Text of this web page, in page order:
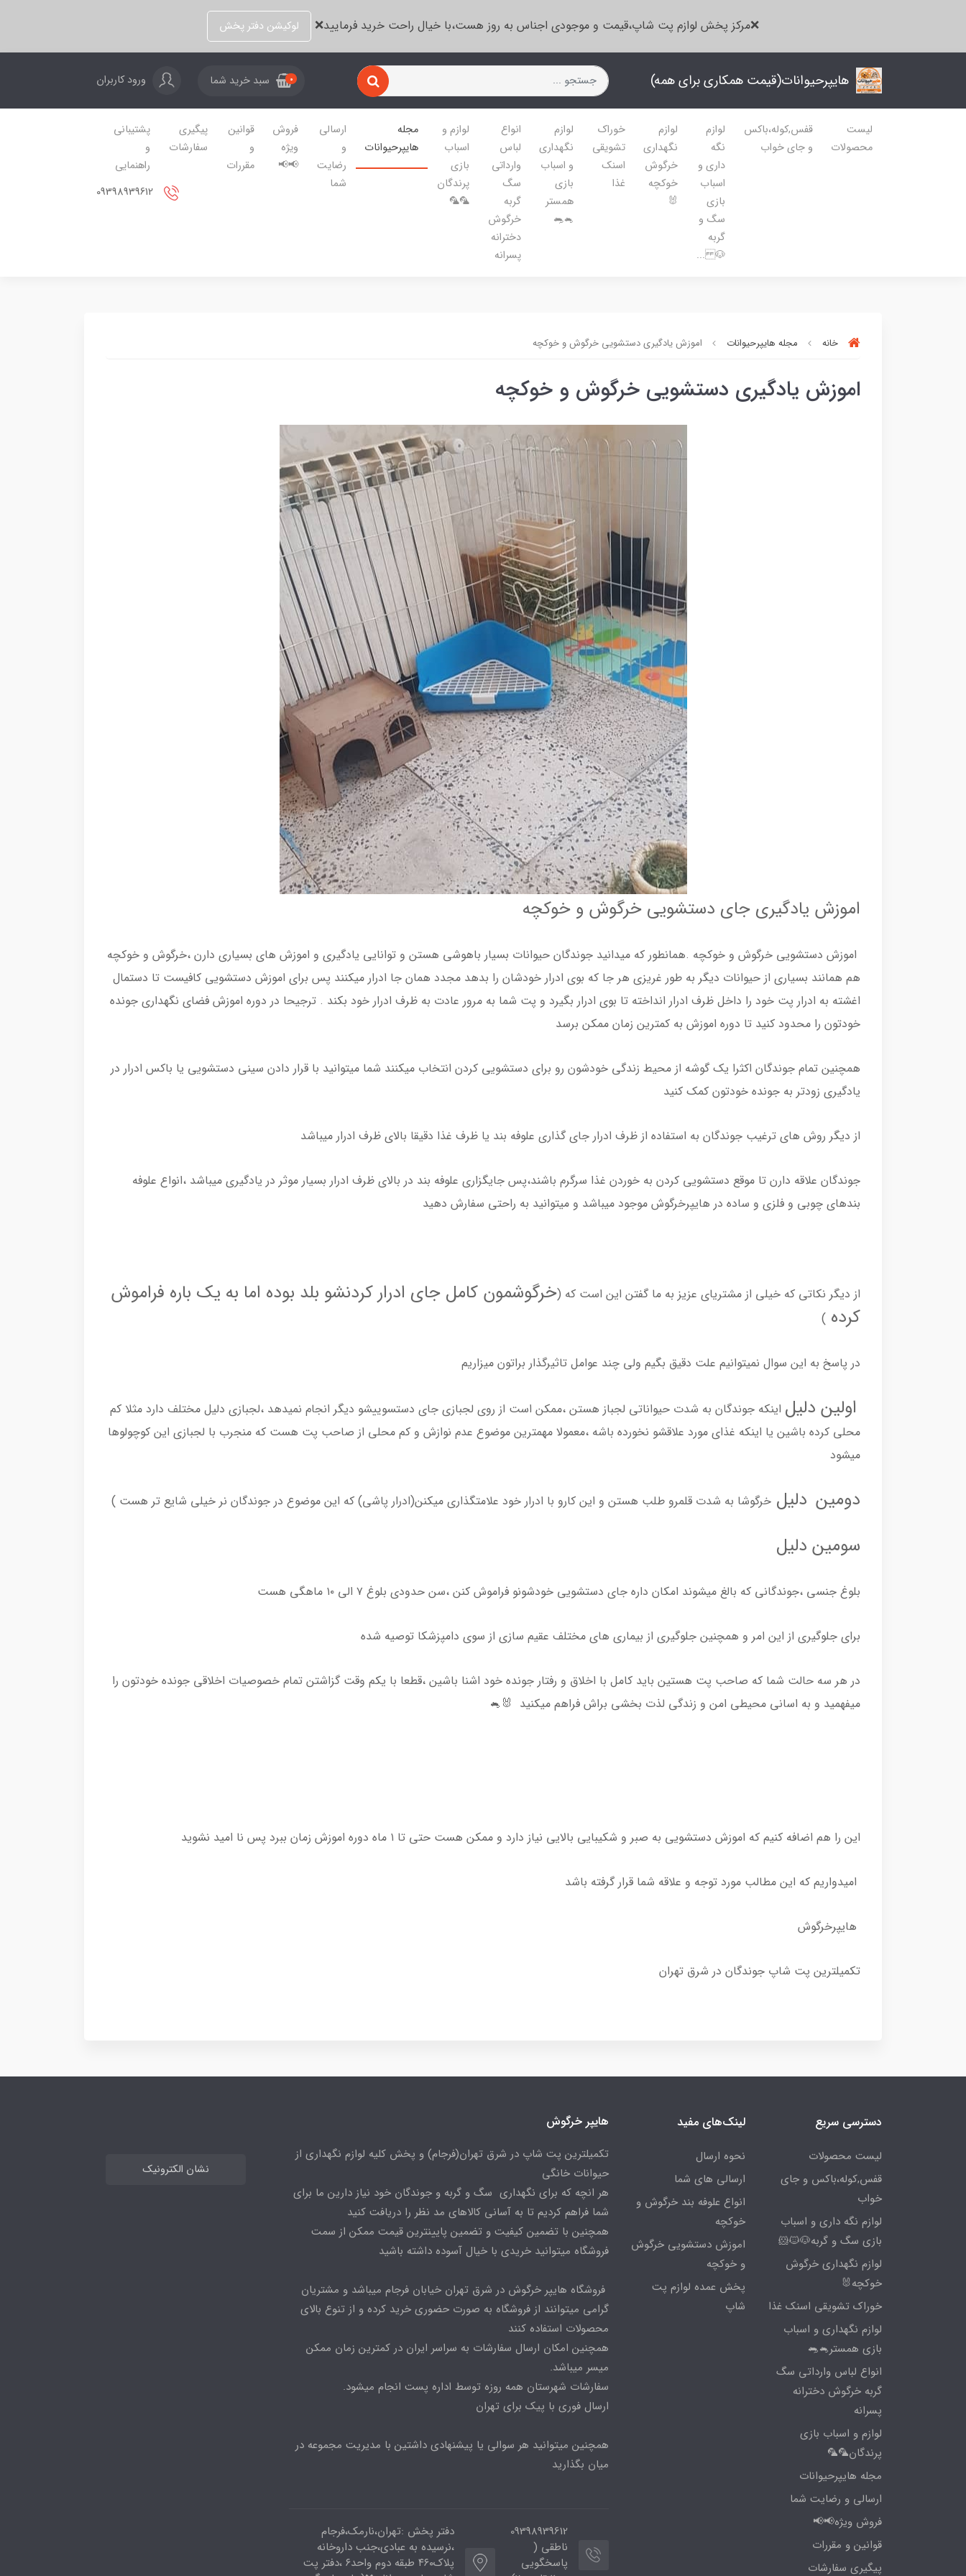
❌مرکز پخش لوازم پت شاپ،قیمت و موجودی اجناس به روز هست،با خیال راحت خرید فرمایید❌ لوکیشن دفتر پخش
هایپرحیوانات(قیمت همکاری برای همه) 0 سبد خرید شما ورود کاربران
لیست
محصولات
قفس,کوله،باکس
و جای خواب
لوازم
نگه
داری و
اسباب
بازی
سگ و
گربه
🐶 ...
لوازم
نگهداری
خرگوش
خوکچه
🐰
خوراک
تشویقی
اسنک
غذا
لوازم
نگهداری
و اسباب
بازی
همستر
🐁🐀
انواع
لباس
وارداتی
سگ
گربه
خرگوش
دخترانه
پسرانه
لوازم و
اسباب
بازی
پرندگان
🦜🦜
مجله
هایپرحیوانات
ارسالی
و
رضایت
شما
فروش
ویژه
📢📢
قوانین
و
مقررات
پیگیری
سفارشات
پشتیبانی
و
راهنمایی
خانه مجله هایپرحیوانات اموزش یادگیری دستشویی خرگوش و خوکچه
اموزش یادگیری دستشویی خرگوش و خوکچه
اموزش یادگیری جای دستشویی خرگوش و خوکچه
اموزش دستشویی خرگوش و خوکچه .همانطور که میدانید جوندگان حیوانات بسیار باهوشی هستن و توانایی یادگیری و اموزش های بسیاری دارن ،خرگوش و خوکچه
هم همانند بسیاری از حیوانات دیگر به طور غریزی هر جا که بوی ادرار خودشان را بدهد مجدد همان جا ادرار میکنند پس برای اموزش دستشویی کافیست تا دستمال
اغشته به ادرار پت خود را داخل ظرف ادرار انداخته تا بوی ادرار بگیرد و پت شما به مرور عادت به ظرف ادرار خود بکند . ترجیحا در دوره اموزش فضای نگهداری جونده
خودتون را محدود کنید تا دوره اموزش به کمترین زمان ممکن برسد
همچنین تمام جوندگان اکثرا یک گوشه از محیط زندگی خودشون رو برای دستشویی کردن انتخاب میکنند شما میتوانید با قرار دادن سینی دستشویی یا باکس ادرار در
یادگیری زودتر به جونده خودتون کمک کنید
از دیگر روش های ترغیب جوندگان به استفاده از ظرف ادرار جای گذاری علوفه بند یا ظرف غذا دقیقا بالای ظرف ادرار میباشد
جوندگان علاقه دارن تا موقع دستشویی کردن به خوردن غذا سرگرم باشند،پس جایگزاری علوفه بند در بالای ظرف ادرار بسیار موثر در یادگیری میباشد ،انواع علوفه
بندهای چوبی و فلزی و ساده در هایپرخرگوش موجود میباشد و میتوانید به راحتی سفارش دهید
از دیگر نکاتی که خیلی از مشتریای عزیز به ما گفتن این است که (خرگوشمون کامل جای ادرار کردنشو بلد بوده اما به یک باره فراموش
کرده )
در پاسخ به این سوال نمیتوانیم علت دقیق بگیم ولی چند عوامل تاثیرگذار براتون میزاریم
اولین دلیل اینکه جوندگان به شدت حیواناتی لجباز هستن ،ممکن است از روی لجبازی جای دستسوییشو دیگر انجام نمیدهد ،لجبازی دلیل مختلف دارد مثلا کم
محلی کرده باشین یا اینکه غذای مورد علاقشو نخورده باشه ،معمولا مهمترین موضوع عدم نوازش و کم محلی از صاحب پت هست که منجرب با لجبازی این کوچولوها
میشود
دومین دلیل خرگوشا به شدت قلمرو طلب هستن و این کارو با ادرار خود علامتگذاری میکنن(ادرار پاشی) که این موضوع در جوندگان نر خیلی شایع تر هست )
سومین دلیل
بلوغ جنسی ،جوندگانی که بالغ میشوند امکان داره جای دستشویی خودشونو فراموش کنن ،سن حدودی بلوغ ۷ الی ۱۰ ماهگی هست
برای جلوگیری از این امر و همچنین جلوگیری از بیماری های مختلف عقیم سازی از سوی دامپزشکا توصیه شده
در هر سه حالت شما که صاحب پت هستین باید کامل با اخلاق و رفتار جونده خود اشنا باشین ،قطعا با یکم وقت گزاشتن تمام خصوصیات اخلاقی جونده خودتون را
میفهمید و به اسانی محیطی امن و زندگی لذت بخشی براش فراهم میکنید 🐰🐁
این را هم اضافه کنیم که اموزش دستشویی به صبر و شکیبایی بالایی نیاز دارد و ممکن هست حتی تا ۱ ماه دوره اموزش زمان ببرد پس نا امید نشوید
امیدواریم که این مطالب مورد توجه و علاقه شما قرار گرفته باشد
هایپرخرگوش
تکمیلترین پت شاپ جوندگان در شرق تهران
دسترسی سریع
لیست محصولات
قفس,کوله،باکس و جای
خواب
لوازم نگه داری و اسباب
بازی سگ و گربه🐶🐱🐹
لوازم نگهداری خرگوش
خوکچه🐰
خوراک تشویقی اسنک غذا
لوازم نگهداری و اسباب
بازی همستر🐁🐀
انواع لباس وارداتی سگ
گربه خرگوش دخترانه
پسرانه
لوازم و اسباب بازی
پرندگان🦜🦜
مجله هایپرحیوانات
ارسالی و رضایت شما
فروش ویژه📢📢
قوانین و مقررات
پیگیری سفارشات
لینک‌های مفید
نحوه ارسال
ارسالی های شما
انواع علوفه بند خرگوش و
خوکچه
اموزش دستشویی خرگوش
و خوکچه
پخش عمده لوازم پت
شاپ
هایپر خرگوش
تکمیلترین پت شاپ در شرق تهران(فرجام) و پخش کلیه لوازم نگهداری از
حیوانات خانگی
هر انچه که برای نگهداری سگ و گربه و جوندگان خود نیاز دارین ما برای
شما فراهم کردیم تا به آسانی کالاهای مد نظر را دریافت کنید
همچنین با تضمین کیفیت و تضمین پایینترین قیمت ممکن از سمت
فروشگاه میتوانید خریدی با خیال آسوده داشته باشید
فروشگاه هایپر خرگوش در شرق تهران خیابان فرجام میباشد و مشتریان
گرامی میتوانند از فروشگاه به صورت حضوری خرید کرده و از تنوع بالای
محصولات استفاده کنند
همچنین امکان ارسال سفارشات به سراسر ایران در کمترین زمان ممکن
میسر میباشد.
سفارشات شهرستان همه روزه توسط اداره پست انجام میشود.
ارسال فوری با پیک برای تهران
همچنین میتوانید هر سوالی یا پیشنهادی داشتین با مدیریت مجموعه در
میان بگذارید
09398939612
ناطقی (
پاسخگویی
دفتر پخش :تهران،نارمک،فرجام
،نرسیده به عبادی،جنب داروخانه
پلاک۴۶۰ طبقه دوم واحد۶ ،دفتر پت
نشان الکترونیک